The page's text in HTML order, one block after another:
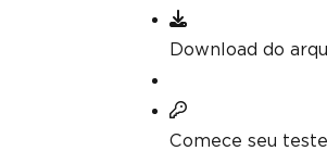
Download do
Comece seu